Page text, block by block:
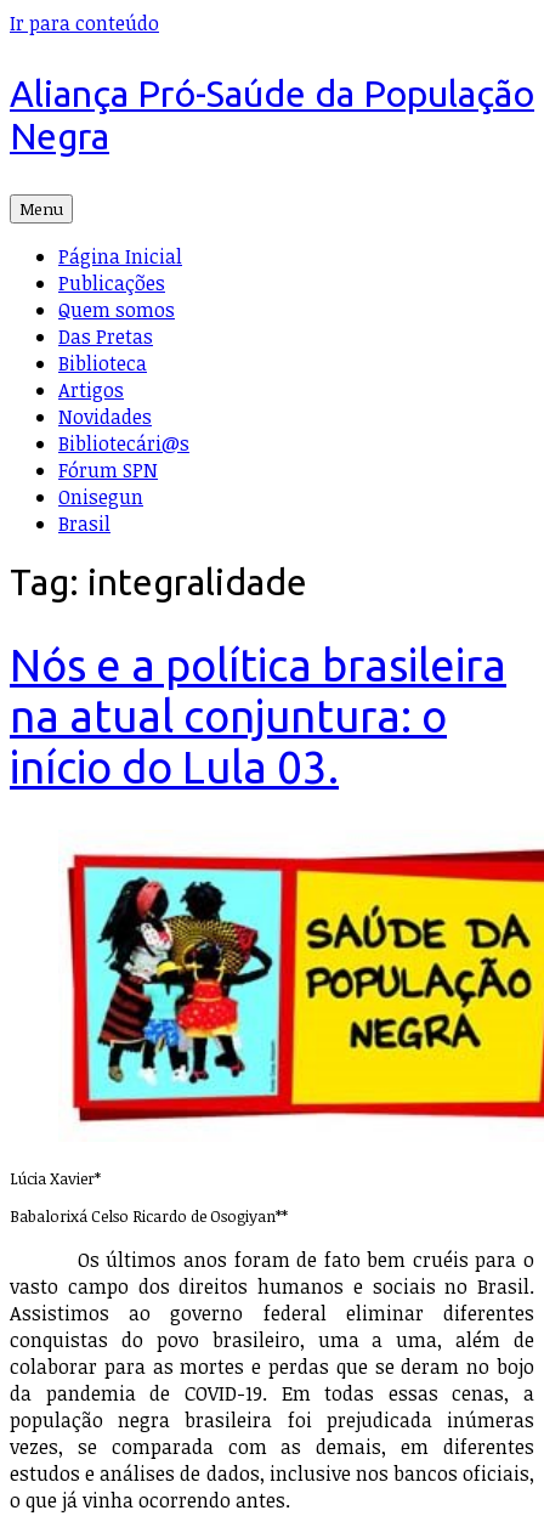
Ir para conteúdo
Aliança Pró-Saúde da População
Negra
Menu
Página Inicial
Publicações
Quem somos
Das Pretas
Biblioteca
Artigos
Novidades
Bibliotecári@s
Fórum SPN
Onisegun
Brasil
Tag: integralidade
Nós e a política brasileira
na atual conjuntura: o
início do Lula 03.
Lúcia Xavier*
Babalorixá Celso Ricardo de Osogiyan**
Os últimos anos foram de fato bem cruéis para o
vasto campo dos direitos humanos e sociais no Brasil.
Assistimos ao governo federal eliminar diferentes
conquistas do povo brasileiro, uma a uma, além de
colaborar para as mortes e perdas que se deram no bojo
da pandemia de COVID-19. Em todas essas cenas, a
população negra brasileira foi prejudicada inúmeras
vezes, se comparada com as demais, em diferentes
estudos e análises de dados, inclusive nos bancos oficiais,
o que já vinha ocorrendo antes.